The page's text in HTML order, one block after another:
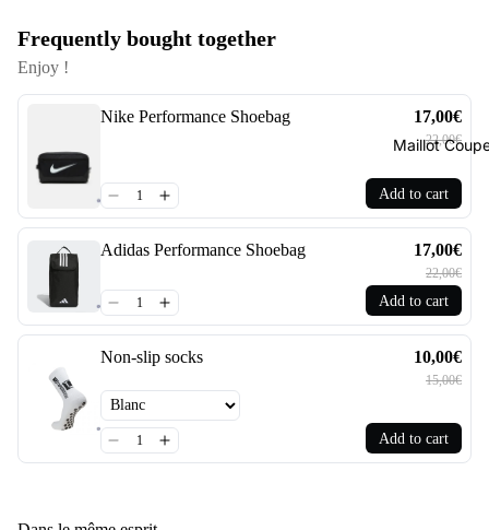
Maillot
Frequently bought together
Enjoy !
Nike Performance Shoebag 17,00€
22,00€
Add to cart
Adidas Performance Shoebag 17,00€
22,00€
Add to cart
Non-slip socks 10,00€
15,00€
Add to cart